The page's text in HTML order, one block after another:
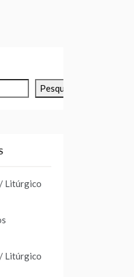
Pesquisar
Litúrgico
Litúrgico